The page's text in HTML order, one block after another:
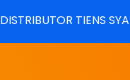
DISTRIBUTOR TIENS